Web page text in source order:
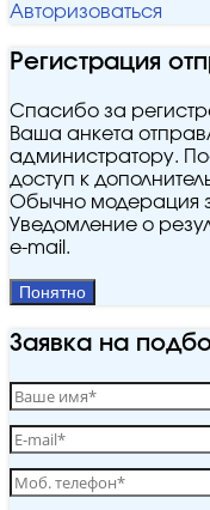
Авторизоваться
Регистрация
Спасибо за
Ваша анкета
администратору.
доступ к
Обычно модерация
Уведомление о
e‑mail.
Понятно
Заявка на